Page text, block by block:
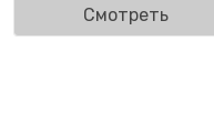
Смотреть